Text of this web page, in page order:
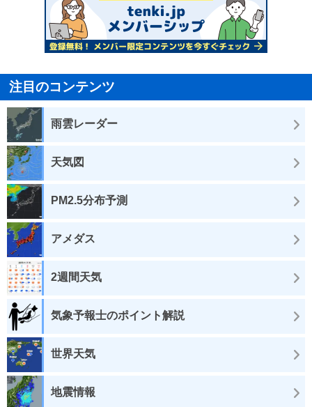
注目のコンテンツ
雨雲レーダー
天気図
PM2.5分布予測
アメダス
2週間天気
気象予報士のポイント解説
世界天気
地震情報